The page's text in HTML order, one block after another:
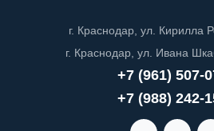
г. Краснодар, ул. Кирилла
г. Краснодар, ул. Ивана
+7 (961) 507-
+7 (988) 242-